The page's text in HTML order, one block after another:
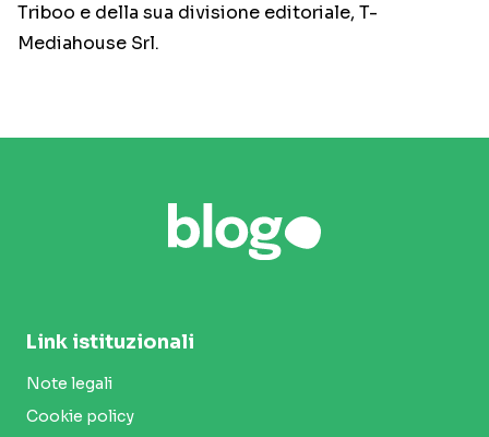
Triboo e della sua divisione editoriale, T-
Mediahouse Srl.
Link istituzionali
Note legali
Cookie policy